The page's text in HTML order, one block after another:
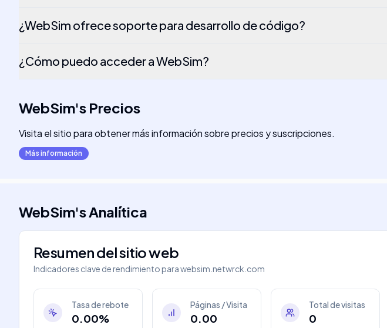
¿WebSim ofrece soporte para desarrollo de código?
¿Cómo puedo acceder a WebSim?
WebSim's Precios
Visita el sitio para obtener más información sobre precios y suscripciones.
Más información
WebSim'sAnalítica
Resumen del sitio web
Indicadores clave de rendimiento parawebsim.netwrck.com
Tasa de rebote
0.00%
Páginas / Visita
0.00
Total de visitas
0